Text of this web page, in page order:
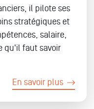
il pilote ses
stratégiques et
salaire,
qu'il faut savoir
En savoir plus